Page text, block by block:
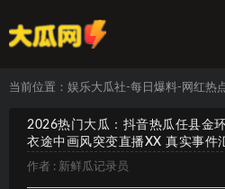
当前位置： 娱乐大瓜社-每日爆料-网红热
2026热门大瓜：抖音热瓜任县金
衣途中画风突变直播XX 真实事件
作者 : 新鲜瓜记录员